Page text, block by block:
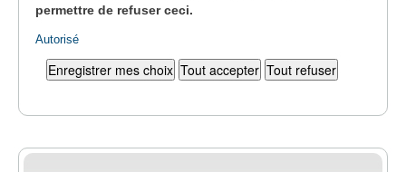
permettre de refuser ceci.
Autorisé